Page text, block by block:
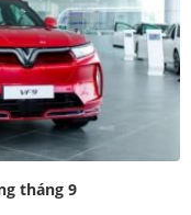
tháng 9